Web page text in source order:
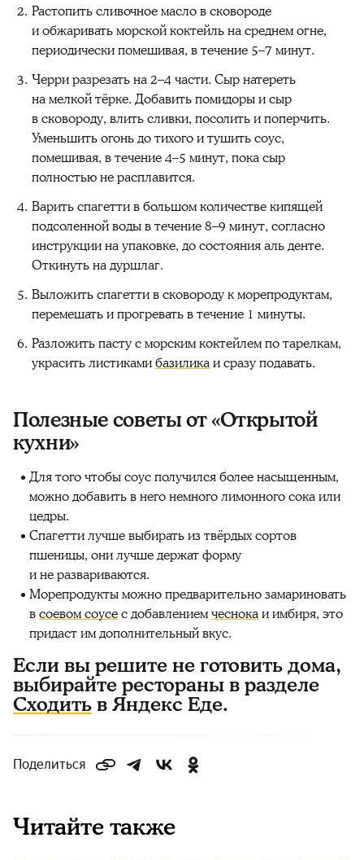
Растопить сливочное масло в сковороде
и обжаривать морской коктейль на среднем огне,
периодически помешивая, в течение 5–7 минут.
Черри разрезать на 2–4 части. Сыр натереть
на мелкой тёрке. Добавить помидоры и сыр
в сковороду, влить сливки, посолить и поперчить.
Уменьшить огонь до тихого и тушить соус,
помешивая, в течение 4–5 минут, пока сыр
полностью не расплавится.
Варить спагетти в большом количестве кипящей
подсоленной воды в течение 8–9 минут, согласно
инструкции на упаковке, до состояния аль денте.
Откинуть на дуршлаг.
Выложить спагетти в сковороду к морепродуктам,
перемешать и прогревать в течение 1 минуты.
Разложить пасту с морским коктейлем по тарелкам,
украсить листикамибазиликаи сразу подавать.
Полезные советы от «Открытой
кухни»
Для того чтобы соус получился более насыщенным,
можно добавить в него немного лимонного сока или
цедры.
Спагетти лучше выбирать из твёрдых сортов
пшеницы, они лучше держат форму
и не развариваются.
Морепродукты можно предварительно замариновать
всоевом соусес добавлениемчеснокаи имбиря, это
придаст им дополнительный вкус.
Если вы решите не готовить дома,
выбирайте рестораны в разделе
Сходитьв Яндекс Еде.
Поделиться
Читайте также